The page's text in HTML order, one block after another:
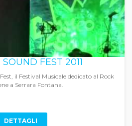
FEST 2011
il Festival Musicale dedicato al Rock
a Serrara Fontana.
DETTAGLI